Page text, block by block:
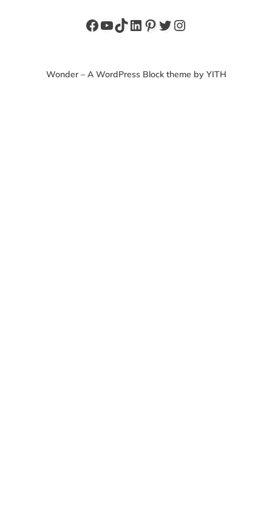
Facebook
YouTube
TikTok
LinkedIn
Pinterest
X Instagram
Wonder – A WordPress Block theme by YITH